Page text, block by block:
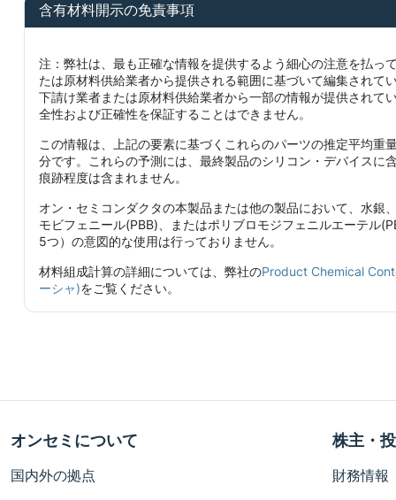
含有材料開示の免責事項
注：弊社は、最も正確な情報を提供するよう細心の注意を払っ
たは原材料供給業者から提供される範囲に基づいて編集されて
下請け業者または原材料供給業者から一部の情報が提供されて
全性および正確性を保証することはできません。
この情報は、上記の要素に基づくこれらのパーツの推定平均重
分です。これらの予測には、最終製品のシリコン・デバイスに
痕跡程度は含まれません。
オン・セミコンダクタの本製品または他の製品において、水銀
モビフェニール(PBB)、またはポリブロモジフェニルエーテル
5つ）の意図的な使用は行っておりません。
材料組成計算の詳細については、弊社のProduct Chemical
ーシャ)をご覧ください。
オンセミについて
国内外の拠点
株主・
財務情報